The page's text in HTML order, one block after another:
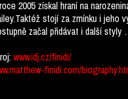
2005 získal hraní na
stojí za zmínku i jeho
začal přidávat i další
www.idj.cz/finidi/
finidi.com/